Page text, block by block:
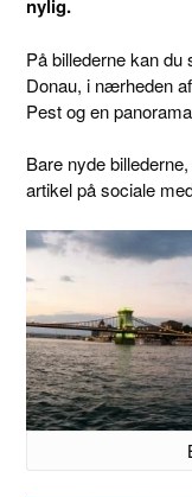
nylig.
På billederne kan du
Donau, i nærheden
Pest og en
Bare nyde
artikel på sociale